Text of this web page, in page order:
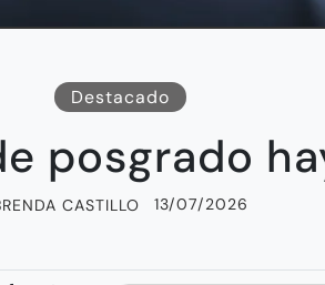
Destacado
posgrado
CASTILLO 13/07/2026